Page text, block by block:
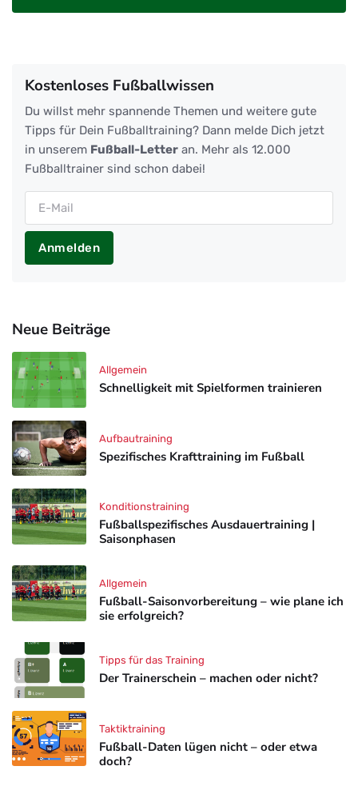
Kostenloses Fußballwissen
Du willst mehr spannende Themen und weitere gute
Tipps für Dein Fußballtraining? Dann melde Dich jetzt
in unserem Fußball-Letter an. Mehr als 12.000
Fußballtrainer sind schon dabei!
Anmelden
Neue Beiträge
Schnelligkeit mit Spielformen trainieren
Allgemein
Spezifisches Krafttraining im Fußball
Aufbautraining
Fußballspezifisches Ausdauertraining |
Saisonphasen
Konditionstraining
Fußball-Saisonvorbereitung – wie plane ich
sie erfolgreich?
Allgemein
Der Trainerschein – machen oder nicht?
Tipps für das Training
Fußball-Daten lügen nicht – oder etwa
doch?
Taktiktraining